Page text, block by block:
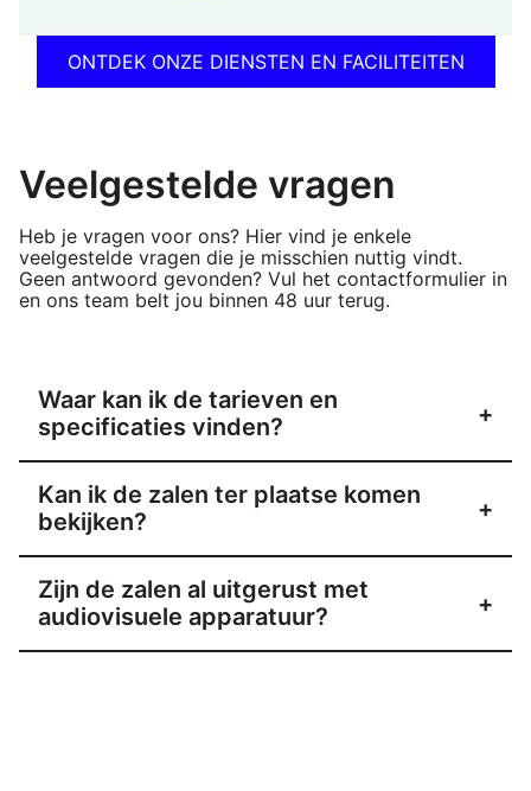
ONTDEK ONZE DIENSTEN EN FACILITEITEN
Veelgestelde vragen
Heb je vragen voor ons? Hier vind je enkele
veelgestelde vragen die je misschien nuttig vindt.
Geen antwoord gevonden? Vul het contactformulier in
en ons team belt jou binnen 48 uur terug.
Waar kan ik de tarieven en
specificaties vinden?
+
Kan ik de zalen ter plaatse komen
bekijken?
+
Zijn de zalen al uitgerust met
audiovisuele apparatuur?
+